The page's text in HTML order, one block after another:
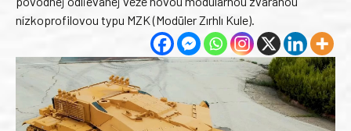
nízkoprofilovou typu MZK (Modüler Zırhlı Kule).